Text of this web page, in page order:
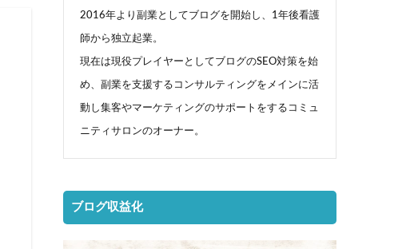
2016年より副業としてブログを開始し、1年後看護
師から独立起業。
現在は現役プレイヤーとしてブログのSEO対策を始
め、副業を支援するコンサルティングをメインに活
動し集客やマーケティングのサポートをするコミュ
ニティサロンのオーナー。
ブログ収益化